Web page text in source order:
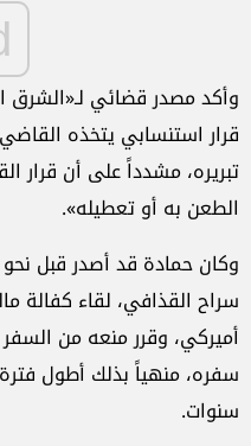
وأكد مصدر قضائي
قرار استنسابي يتخذه
تبريره، مشدداً على أن قرار
الطعن به أو تعطيله».
وكان حمادة قد أصدر قبل
أميركي، وقرر منعه من
سنوات.